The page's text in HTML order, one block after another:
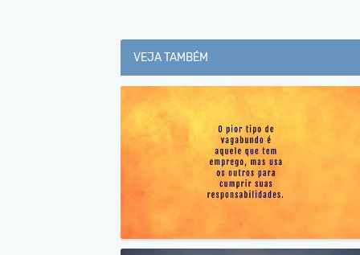
VEJA TAMBÉM